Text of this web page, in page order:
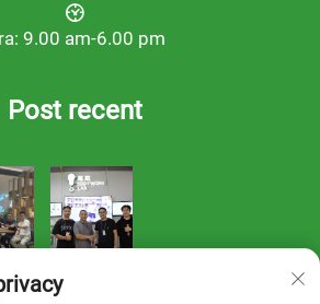
9.00 am-6.00 pm
Post recent